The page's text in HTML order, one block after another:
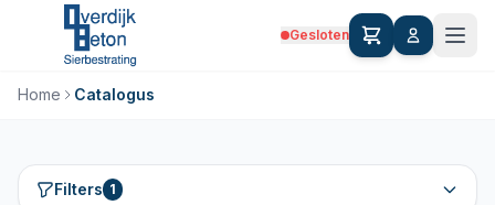
Gesloten
Home Catalogus
Filters 1